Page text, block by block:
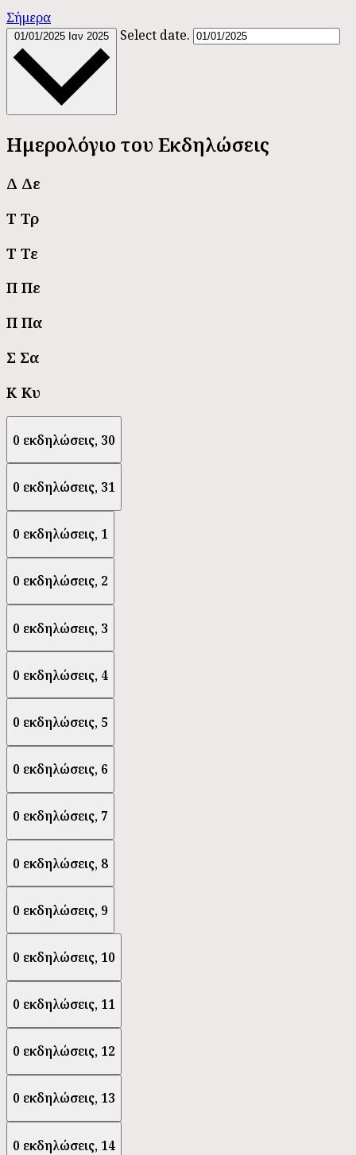
Σήμερα
01/01/2025 Ιαν 2025 Select date.
Ημερολόγιο του Εκδηλώσεις
Δ Δε
Τ Τρ
Τ Τε
Π Πε
Π Πα
Σ Σα
Κ Κυ
0 εκδηλώσεις, 30
0 εκδηλώσεις, 31
0 εκδηλώσεις, 1
0 εκδηλώσεις, 2
0 εκδηλώσεις, 3
0 εκδηλώσεις, 4
0 εκδηλώσεις, 5
0 εκδηλώσεις, 6
0 εκδηλώσεις, 7
0 εκδηλώσεις, 8
0 εκδηλώσεις, 9
0 εκδηλώσεις, 10
0 εκδηλώσεις, 11
0 εκδηλώσεις, 12
0 εκδηλώσεις, 13
0 εκδηλώσεις, 14